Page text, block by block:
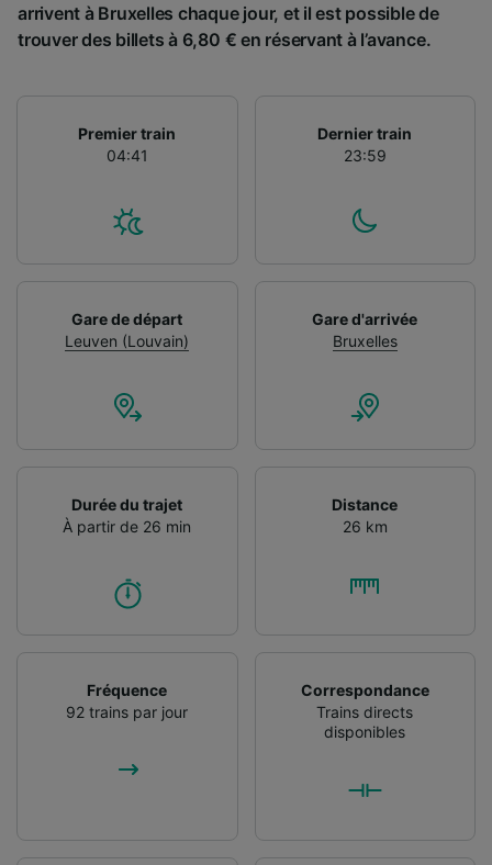
arrivent à Bruxelles chaque jour, et il est possible de
trouver des billets à 6,80 € en réservant à l’avance.
Premier train
04:41
Dernier train
23:59
Gare de départ
Leuven (Louvain)
Gare d'arrivée
Bruxelles
Durée du trajet
À partir de 26 min
Distance
26 km
Fréquence
92 trains par jour
Correspondance
Trains directs
disponibles